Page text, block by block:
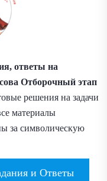
ответы на
Отборочный этап
решения на задачи
материалы
за символическую
и Ответы